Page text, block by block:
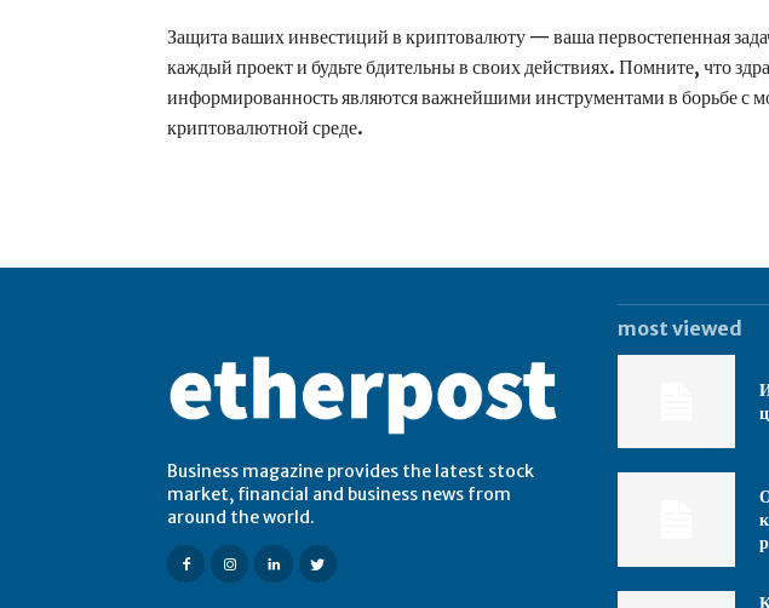
Защита ваших инвестиций в криптовалюту — ваша первостепенная
каждый проект и будьте бдительны в своих действиях. Помните, что
информированность являются важнейшими инструментами в борьбе с
криптовалютной среде.
Business magazine provides the latest stock
market, financial and business news from
around the world.
most viewed